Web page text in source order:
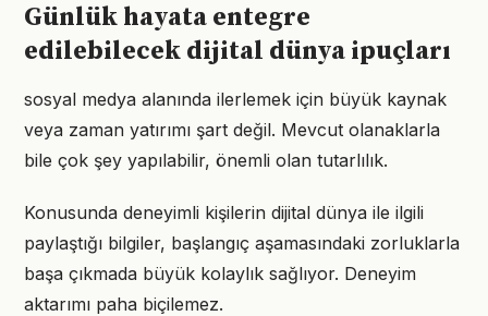
Günlük hayata entegre
edilebilecek dijital dünya ipuçları
sosyal medya alanında ilerlemek için büyük kaynak
veya zaman yatırımı şart değil. Mevcut olanaklarla
bile çok şey yapılabilir, önemli olan tutarlılık.
Konusunda deneyimli kişilerin dijital dünya ile ilgili
paylaştığı bilgiler, başlangıç aşamasındaki zorluklarla
başa çıkmada büyük kolaylık sağlıyor. Deneyim
aktarımı paha biçilemez.